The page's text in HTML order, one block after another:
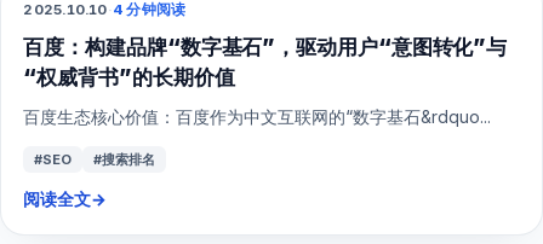
SEO
2025.10.10·4 分钟阅读
百度：构建品牌“数字基石”，驱动用户“意图转化”与
“权威背书”的长期价值
百度生态核心价值：百度作为中文互联网的“数字基石&rdquo...
#SEO #搜索排名
阅读全文→